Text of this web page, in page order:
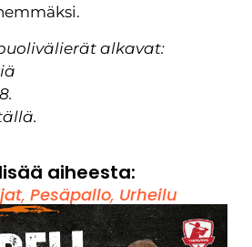
alkavat:
aiheesta:
,Pesäpallo, Urheilu